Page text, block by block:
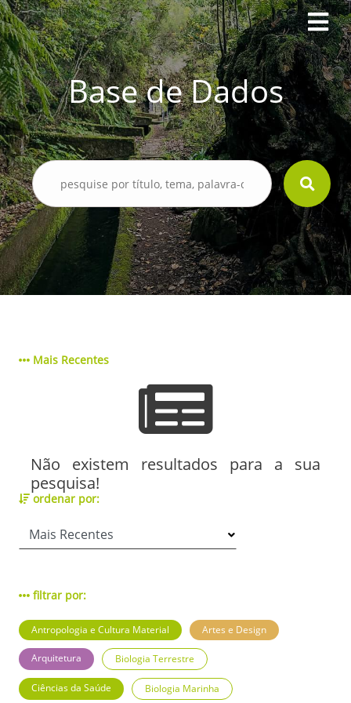
Base de Dados
Mais Recentes
Não existem resultados para a sua
pesquisa!
ordenar por:
filtrar por:
Antropologia e Cultura Material Artes e Design
Arquitetura Biologia Terrestre
Ciências da Saúde Biologia Marinha